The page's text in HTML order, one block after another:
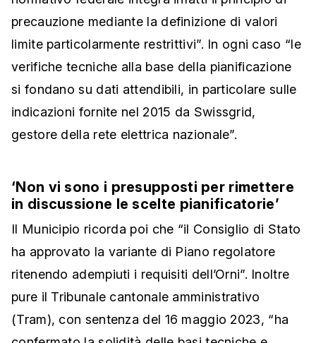
precauzione mediante la definizione di valori
limite particolarmente restrittivi”. In ogni caso “le
verifiche tecniche alla base della pianificazione
si fondano su dati attendibili, in particolare sulle
indicazioni fornite nel 2015 da Swissgrid,
gestore della rete elettrica nazionale”.
‘Non vi sono i presupposti per rimettere
in discussione le scelte pianificatorie’
Il Municipio ricorda poi che “il Consiglio di Stato
ha approvato la variante di Piano regolatore
ritenendo adempiuti i requisiti dell’Orni”. Inoltre
pure il Tribunale cantonale amministrativo
(Tram), con sentenza del 16 maggio 2023, “ha